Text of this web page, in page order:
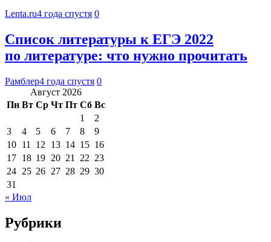
Lenta.ru4 года спустя 0
Список литературы к ЕГЭ 2022
по литературе: что нужно прочитать
Рамблер4 года спустя 0
Август 2026
Пн Вт Ср Чт Пт Сб Вс
1
2
3
4 5 6 7 8
9
10 11 12 13 14 15 16
17 18 19 20 21 22 23
24 25 26 27 28 29 30
31
« Июл
Рубрики